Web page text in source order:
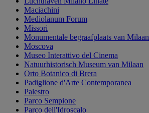
Maciachini
Mediolanum Forum
Missori
Monumentale begraafplaats van Milaan
Moscova
Museo Interattivo del Cinema
Natuurhistorisch Museum van Milaan
Orto Botanico di Brera
Padiglione d'Arte Contemporanea
Palestro
Parco Sempione
Parco dell'Idroscalo